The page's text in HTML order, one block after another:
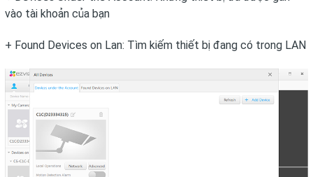
vào tài khoản của bạn
+ Found Devices on Lan: Tìm kiếm thiết bị đang có trong LAN